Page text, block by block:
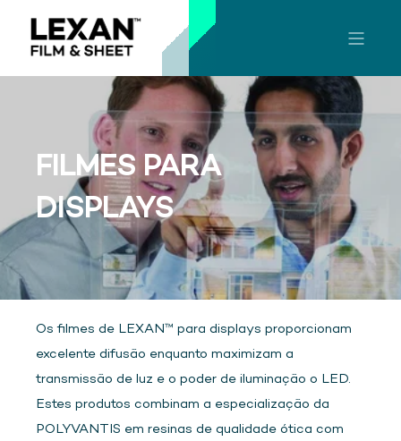
FILMES PARA
DISPLAYS
Os filmes de LEXAN™ para displays proporcionam
excelente difusão enquanto maximizam a
transmissão de luz e o poder de iluminação o LED.
Estes produtos combinam a especialização da
POLYVANTIS em resinas de qualidade ótica com